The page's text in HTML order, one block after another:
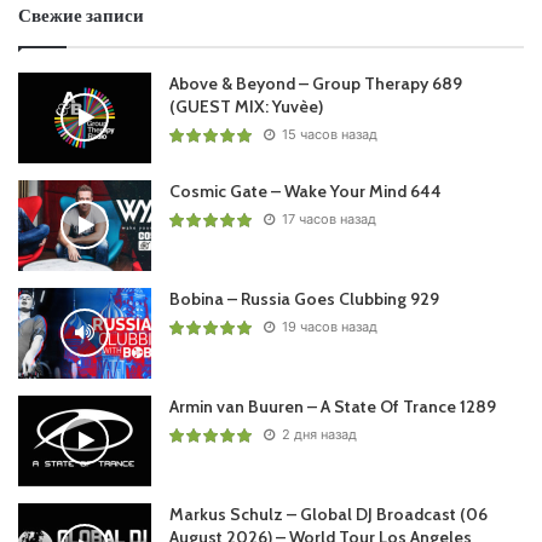
22. Mike McCarthy pres. Code Name Mike – Fractal Aurora
| VANDIT ALTERNATIVE
Понравился выпуск?
Пользовательская оценка:Будь первым !
Свежие записи
Above & Beyond – Group Therapy 689
(GUEST MIX: Yuvèe)
15 часов назад
Cosmic Gate – Wake Your Mind 644
17 часов назад
Bobina – Russia Goes Clubbing 929
19 часов назад
Armin van Buuren – A State Of Trance 1289
2 дня назад
Markus Schulz – Global DJ Broadcast (06
August 2026) – World Tour Los Angeles